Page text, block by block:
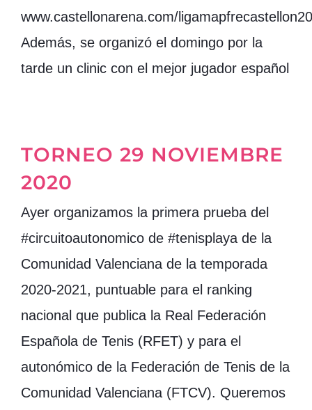
www.castellonarena.com/
Además, se organizó el domingo por la
tarde un clinic con el mejor jugador español
TORNEO 29 NOVIEMBRE
2020
Ayer organizamos la primera prueba del
#circuitoautonomico de #tenisplaya de la
Comunidad Valenciana de la temporada
2020-2021, puntuable para el ranking
nacional que publica la Real Federación
Española de Tenis (RFET) y para el
autonómico de la Federación de Tenis de la
Comunidad Valenciana (FTCV). Queremos